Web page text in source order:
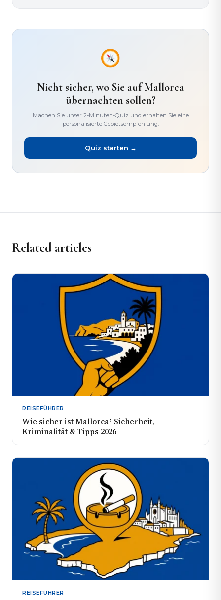
Nicht sicher, wo Sie auf Mallorca
übernachten sollen?
Machen Sie unser 2-Minuten-Quiz und erhalten Sie eine
personalisierte Gebietsempfehlung.
Quiz starten →
Related articles
REISEFÜHRER
Wie sicher ist Mallorca? Sicherheit,
Kriminalität & Tipps 2026
REISEFÜHRER